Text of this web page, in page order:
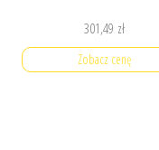
301,49 zł
Zobacz cenę